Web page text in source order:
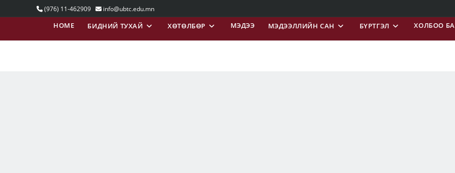
(976) 11-462909 info@ubtc.edu.mn
HOME БИДНИЙ ТУХАЙ ХӨТӨЛБӨР МЭДЭЭ МЭДЭЭЛЛИЙН САН БҮРТГЭЛ ХОЛБОО